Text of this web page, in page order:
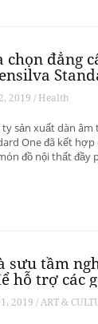
chọn đẳng
2019 / Health
ty sản xuất dàn
One đã kết
đồ nội thất đầy
sưu tầm
hỗ trợ các
triển? –
2019 / ART &